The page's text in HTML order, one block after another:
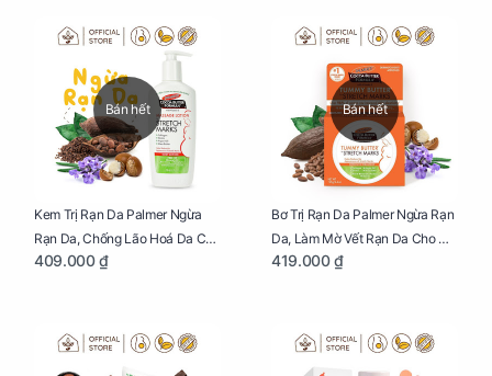
Mình Trong Hành Trình Nuôi
Bán hết
Kem Trị Rạn Da Palmer Ngừa
Rạn Da, Chống Lão Hoá Da Cho
Mẹ Bầu Chai 250ml
409.000 ₫
Bán hết
Bơ Trị Rạn Da Palmer Ngừa Rạn
Da, Làm Mờ Vết Rạn Da Cho Mẹ
Bầu Hũ 125g
419.000 ₫